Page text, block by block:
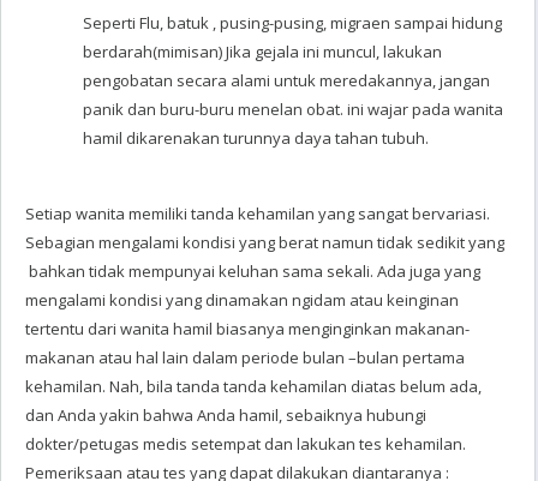
Seperti Flu, batuk , pusing-pusing, migraen sampai hidung
berdarah(mimisan) Jika gejala ini muncul, lakukan
pengobatan secara alami untuk meredakannya, jangan
panik dan buru-buru menelan obat. ini wajar pada wanita
hamil dikarenakan turunnya daya tahan tubuh.
Setiap wanita memiliki tanda kehamilan yang sangat bervariasi.
Sebagian mengalami kondisi yang berat namun tidak sedikit yang
bahkan tidak mempunyai keluhan sama sekali. Ada juga yang
mengalami kondisi yang dinamakan ngidam atau keinginan
tertentu dari wanita hamil biasanya menginginkan makanan-
makanan atau hal lain dalam periode bulan –bulan pertama
kehamilan. Nah, bila tanda tanda kehamilan diatas belum ada,
dan Anda yakin bahwa Anda hamil, sebaiknya hubungi
dokter/petugas medis setempat dan lakukan tes kehamilan.
Pemeriksaan atau tes yang dapat dilakukan diantaranya :